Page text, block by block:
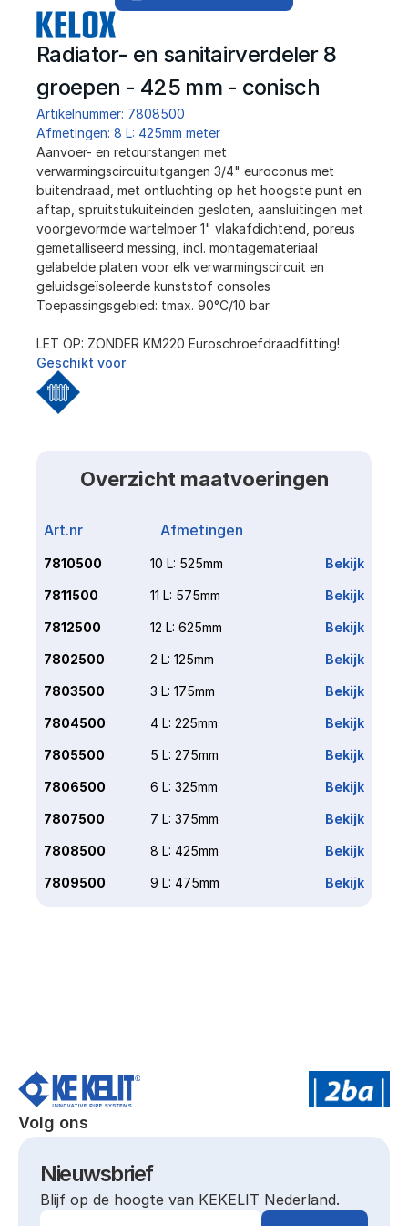
Radiator- en sanitairverdeler 8
groepen - 425 mm - conisch
Artikelnummer: 7808500
Afmetingen: 8 L: 425mm meter
﻿Aanvoer- en retourstangen met
verwarmingscircuituitgangen 3/4" euroconus met
buitendraad, met ontluchting op het hoogste punt en
aftap, spruitstukuiteinden gesloten, aansluitingen met
voorgevormde wartelmoer 1" vlakafdichtend, poreus
gemetalliseerd messing, incl. montagemateriaal
gelabelde platen voor elk verwarmingscircuit en
geluidsgeïsoleerde kunststof consoles
Toepassingsgebied: tmax. 90°C/10 bar
LET OP: ZONDER KM220 Euroschroefdraadfitting!
Geschikt voor
Overzicht maatvoeringen
Art.nr Afmetingen
7810500 10 L: 525mm Bekijk
7811500 11 L: 575mm Bekijk
7812500 12 L: 625mm Bekijk
7802500 2 L: 125mm Bekijk
7803500 3 L: 175mm Bekijk
7804500 4 L: 225mm Bekijk
7805500 5 L: 275mm Bekijk
7806500 6 L: 325mm Bekijk
7807500 7 L: 375mm Bekijk
7808500 8 L: 425mm Bekijk
7809500 9 L: 475mm Bekijk
Volg ons
Nieuwsbrief
Blijf op de hoogte van KEKELIT Nederland.